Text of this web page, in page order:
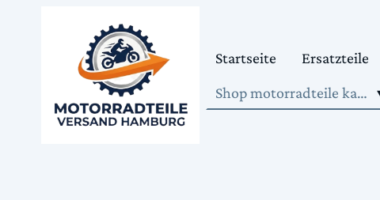
Startseite Ersatzteile
Shop motorradteile kaufen